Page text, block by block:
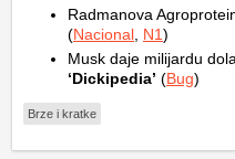
Radmanova
(Nacional N1)
Musk daje milijardu
‘Dickipedia’ (Bug)
Brze i kratke